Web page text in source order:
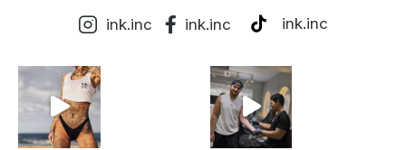
ink.inc ink.inc ink.inc